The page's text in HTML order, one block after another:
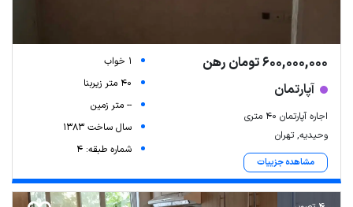
600,000,000 تومان رهن
آپارتمان
اجاره آپارتمان ۴۰ متری
وحیدیه, تهران
مشاهده جزییات
1 خواب
40 متر زیربنا
-- متر زمین
سال ساخت 1383
شماره طبقه: 4